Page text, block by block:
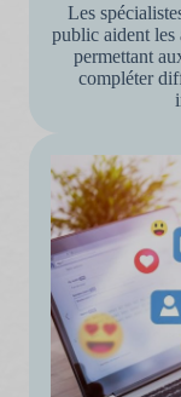
Les
public aident les
permettant
compléter